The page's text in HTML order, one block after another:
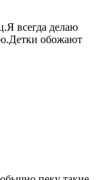
всегда делаю
обожают